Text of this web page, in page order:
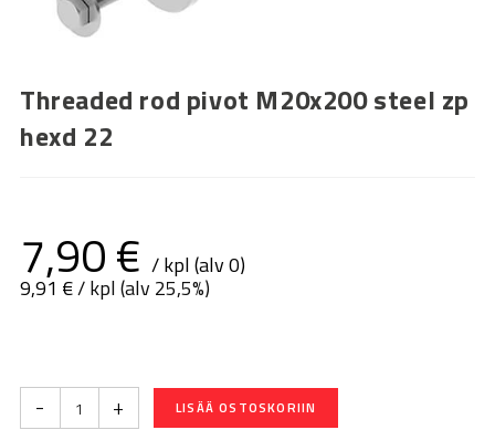
Threaded rod pivot M20x200 steel zp
hexd 22
7,90€ / kpl (alv 0)
9,91 €/ kpl (alv 25,5%)
- + LISÄÄ OSTOSKORIIN